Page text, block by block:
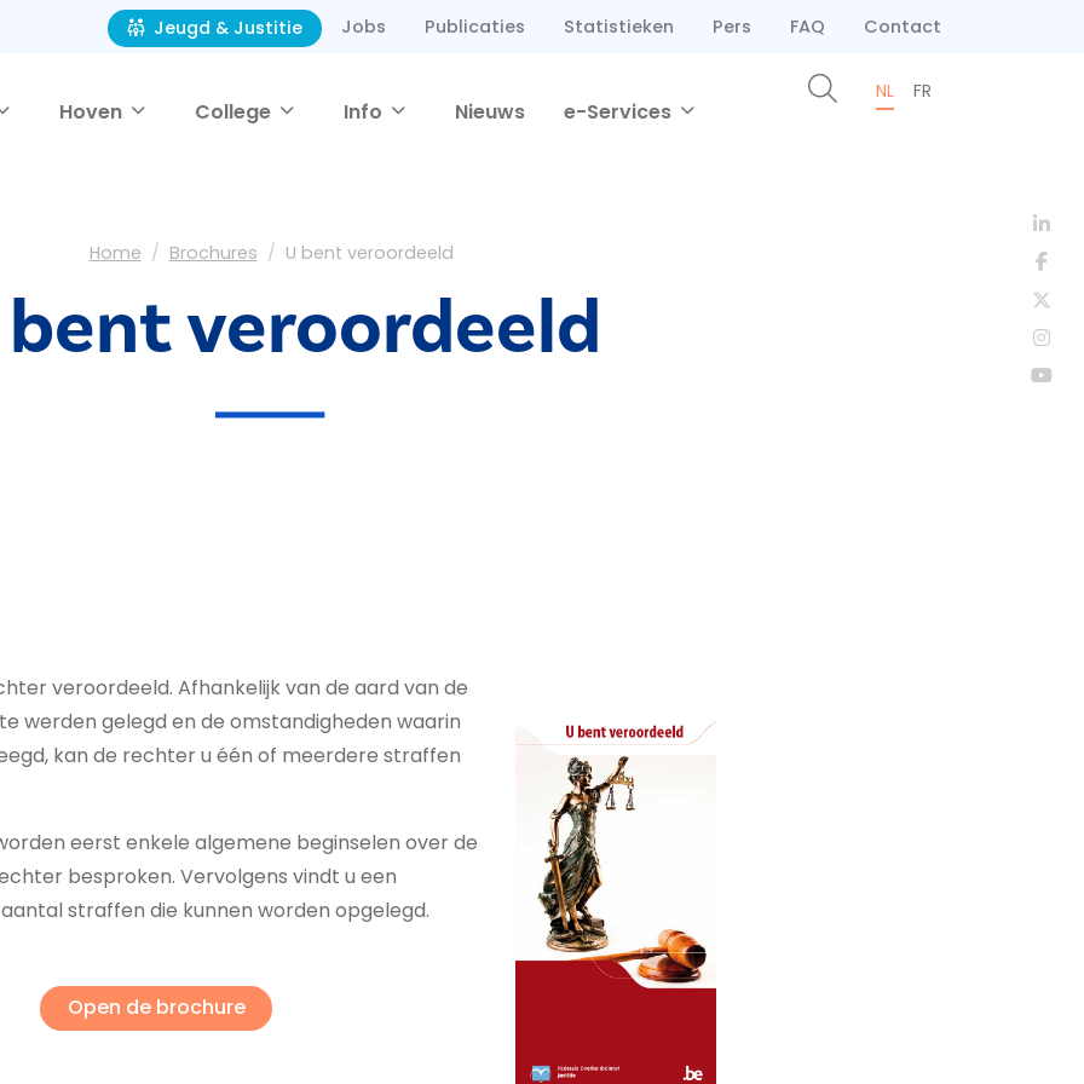
Jeugd & Justitie Jobs Publicaties Statistieken Pers FAQ Contact
Hoven College Info Nieuws e-Services
NL FR
Home Brochures U bent veroordeeld
bent veroordeeld
veroordeeld. Afhankelijk van de aard van de
werden gelegd en de omstandigheden waarin
kan de rechter u één of meerdere straffen
eerst enkele algemene beginselen over de
besproken. Vervolgens vindt u een
straffen die kunnen worden opgelegd.
Open de brochure